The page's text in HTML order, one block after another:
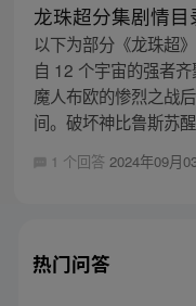
龙珠超分集剧情目
以下为部分《龙珠超
自 12 个宇宙的强者
魔人布欧的惨烈之战
间。破坏神比鲁斯苏
1 个回答 2024年09月
热门问答